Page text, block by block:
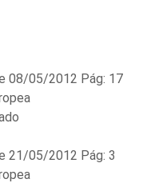
08/05/2012 Pág: 17
21/05/2012 Pág: 3